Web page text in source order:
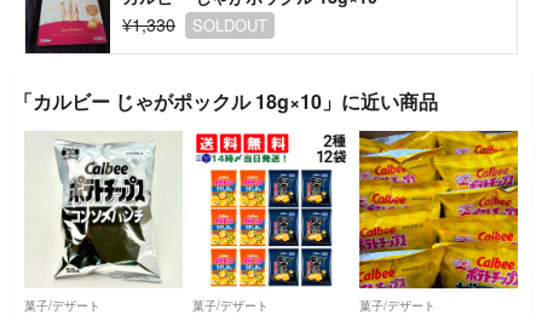
¥1,330
SOLDOUT
「カルビー じゃがポックル 18g×10」に近い商品
菓子/デザート 菓子/デザート 菓子/デザート